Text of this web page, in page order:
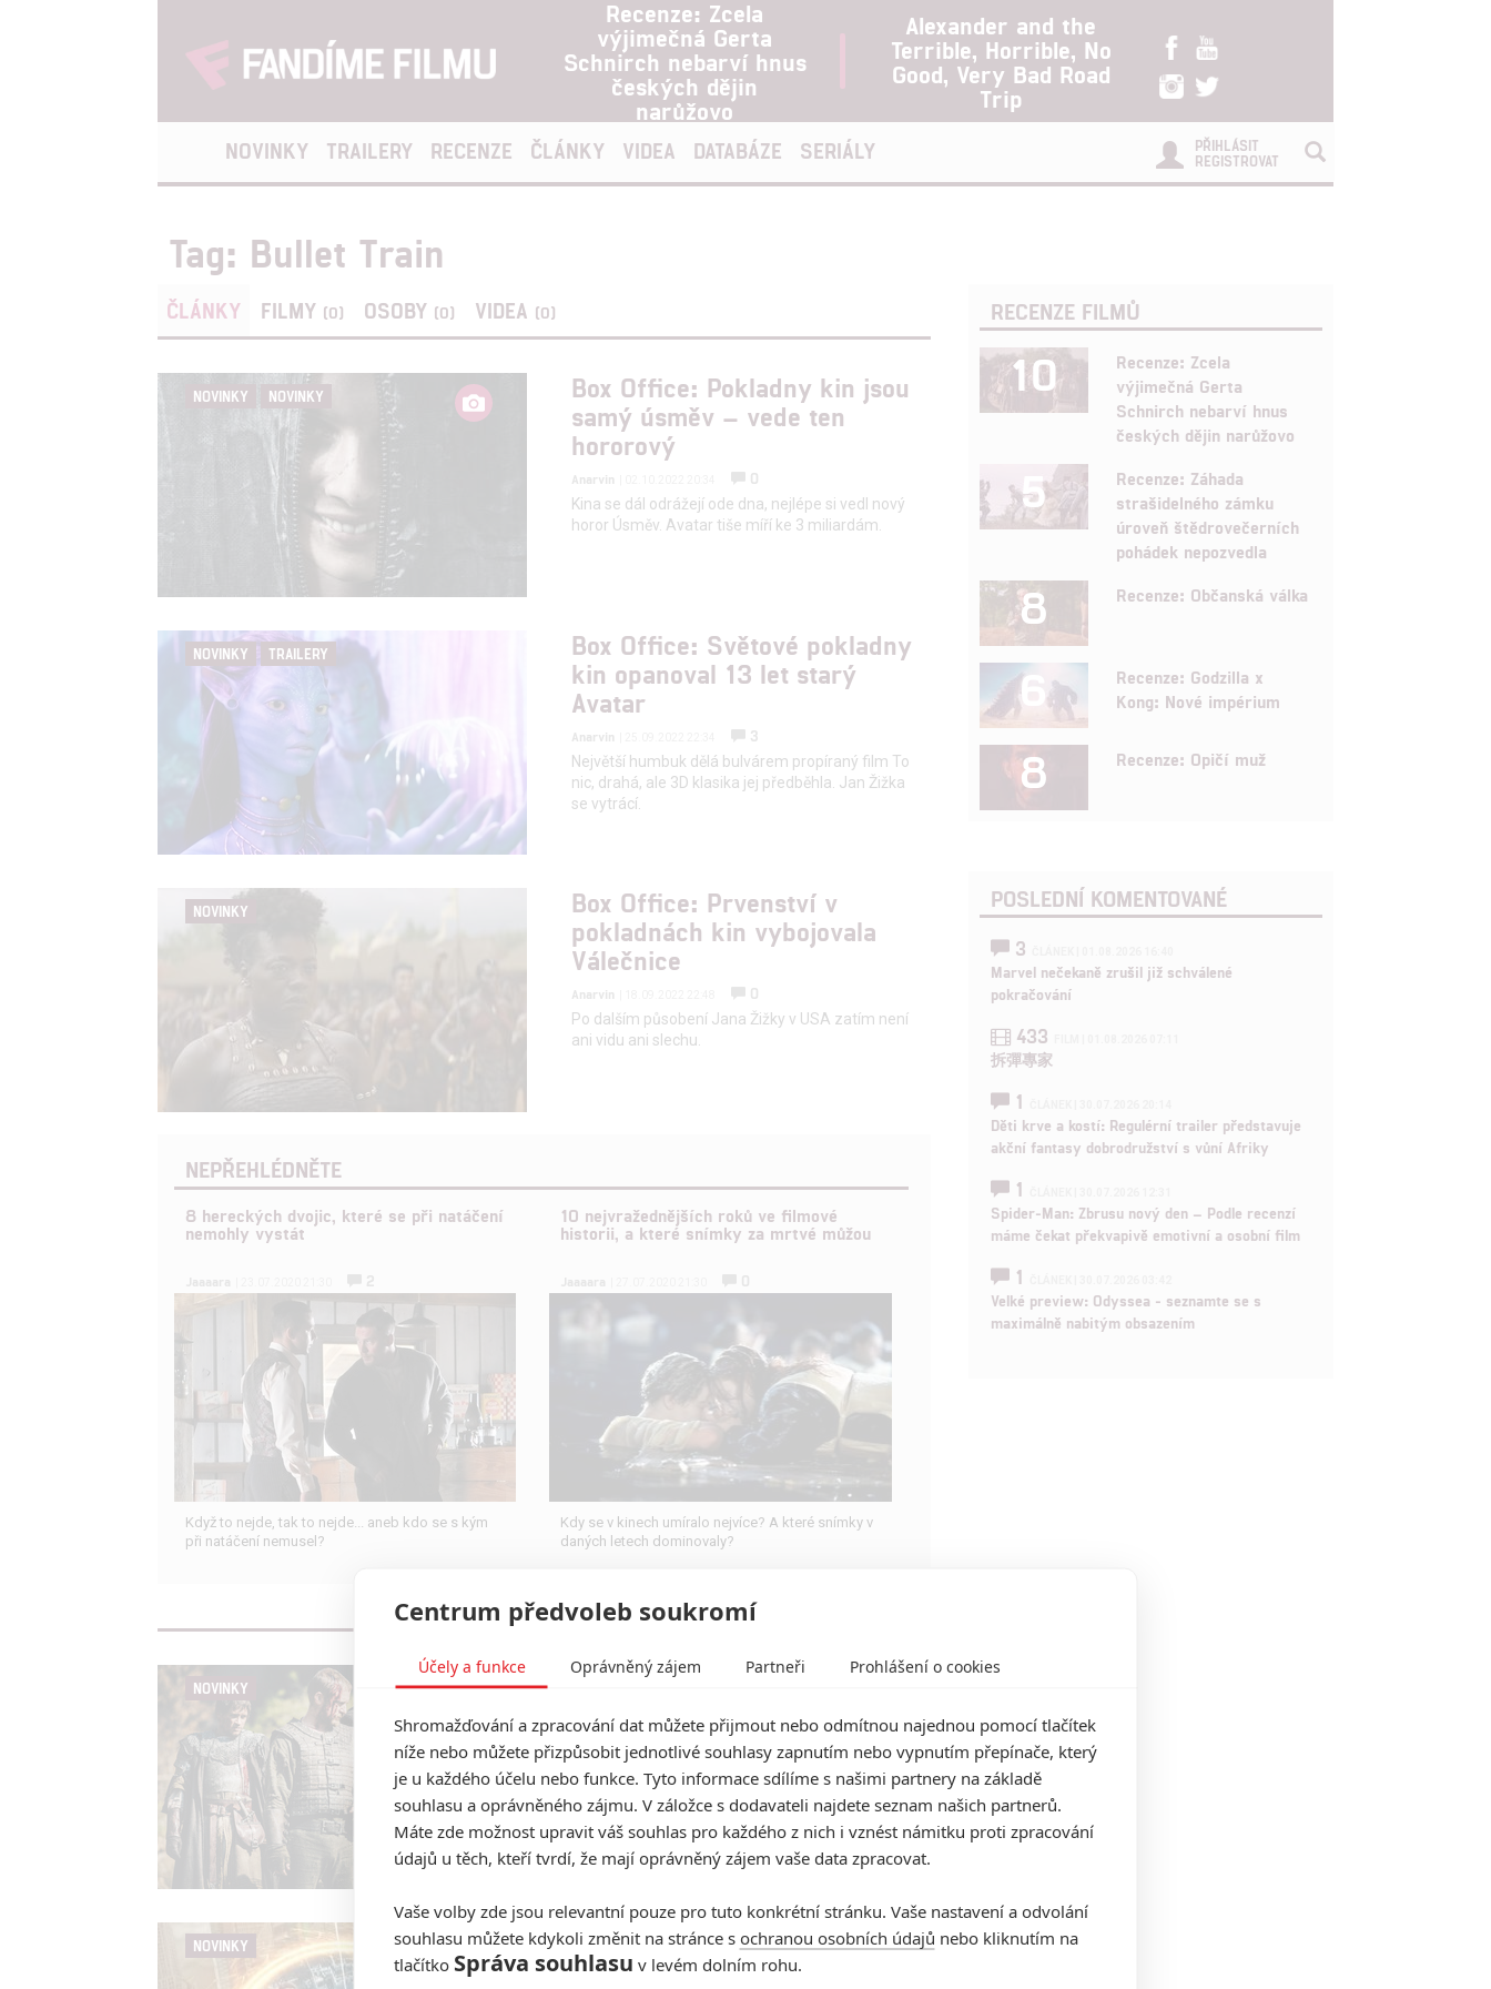
Recenze: Zcela
výjimečná Gerta
Schnirch nebarví hnus
českých dějin
narůžovo
Alexander and the
Terrible, Horrible, No
Good, Very Bad Road
Trip
NOVINKY TRAILERY RECENZE ČLÁNKY VIDEA DATABÁZE SERIÁLY
PŘIHLÁSIT
REGISTROVAT
Tag: Bullet Train
ČLÁNKY FILMY (0) OSOBY (0) VIDEA (0)
NOVINKY NOVINKY
Box Office: Pokladny kin jsou
samý úsměv – vede ten
hororový
Anarvin
0
Kina se dál odrážejí ode dna, nejlépe si vedl nový
horor Úsměv. Avatar tiše míří ke 3 miliardám.
NOVINKY TRAILERY
Box Office: Světové pokladny
kin opanoval 13 let starý
Avatar
Anarvin
3
Největší humbuk dělá bulvárem propíraný film To
nic, drahá, ale 3D klasika jej předběhla. Jan Žižka
se vytrácí.
NOVINKY
Box Office: Prvenství v
pokladnách kin vybojovala
Válečnice
Anarvin
0
Po dalším působení Jana Žižky v USA zatím není
ani vidu ani slechu.
NEPŘEHLÉDNĚTE
8 hereckých dvojic, které se při natáčení
nemohly vystát
Když to nejde, tak to nejde... aneb kdo se s kým
při natáčení nemusel?
10 nejvražednějších roků ve filmové
historii, a které snímky za mrtvé můžou
Kdy se v kinech umíralo nejvíce? A které snímky v
daných letech dominovaly?
NOVINKY
Box Office: O Jana Žižku je v
Anarvin | 11.09.2022 20:41
Nasazení do slušného počtu kin nepomohlo, na
špatně recenzovaného Žižku se v hollywoodské
kolébce nechodí. Ostatní filmy také vydělávají
málo.
NOVINKY
Box Office: Po půl roce opět
vyhrál víkend v kinech
RECENZE FILMŮ
10
Recenze: Zcela
výjimečná Gerta
Schnirch nebarví hnus
českých dějin narůžovo
5
Recenze: Záhada
strašidelného zámku
úroveň štědrovečerních
pohádek nepozvedla
8 Recenze: Občanská válka
6
Recenze: Godzilla x
Kong: Nové impérium
8 Recenze: Opičí muž
POSLEDNÍ KOMENTOVANÉ
3
Marvel nečekaně zrušil již schválené
pokračování
433
拆彈專家
1
Děti krve a kostí: Regulérní trailer představuje
akční fantasy dobrodružství s vůní Afriky
1
Spider-Man: Zbrusu nový den – Podle recenzí
máme čekat překvapivě emotivní a osobní film
1
Velké preview: Odyssea - seznamte se s
maximálně nabitým obsazením
Centrum předvoleb soukromí
Účely a funkce Oprávněný zájem Partneři Prohlášení o cookies
Shromažďování a zpracování dat můžete přijmout nebo odmítnou najednou pomocí tlačítek
níže nebo můžete přizpůsobit jednotlivé souhlasy zapnutím nebo vypnutím přepínače, který
je u každého účelu nebo funkce. Tyto informace sdílíme s našimi partnery na základě
souhlasu a oprávněného zájmu. V záložce s dodavateli najdete seznam našich partnerů.
Máte zde možnost upravit váš souhlas pro každého z nich i vznést námitku proti zpracování
údajů u těch, kteří tvrdí, že mají oprávněný zájem vaše data zpracovat.
Vaše volby zde jsou relevantní pouze pro tuto konkrétní stránku. Vaše nastavení a odvolání
souhlasu můžete kdykoli změnit na stránce s ochranou osobních údajů nebo kliknutím na
tlačítko Správa souhlasu v levém dolním rohu.